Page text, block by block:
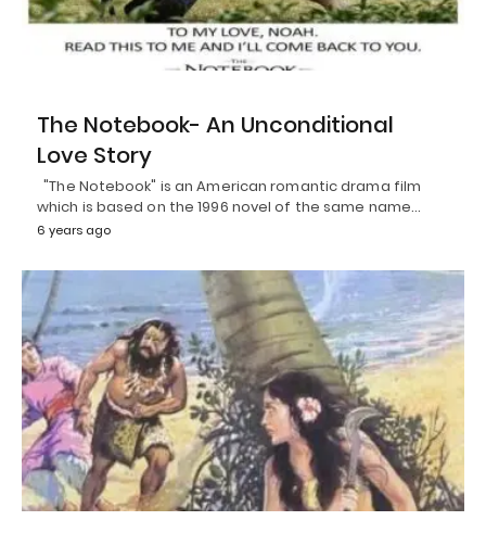
The Notebook- An Unconditional
Love Story
"The Notebook" is an American romantic drama film
which is based on the 1996 novel of the same name…
6 years ago